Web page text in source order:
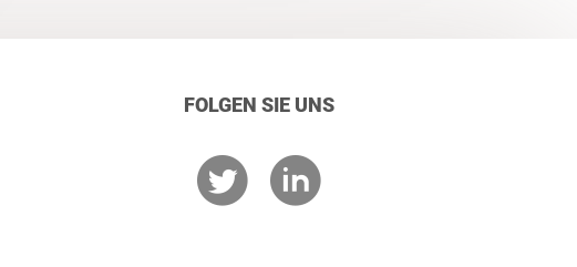
FOLGEN SIE UNS